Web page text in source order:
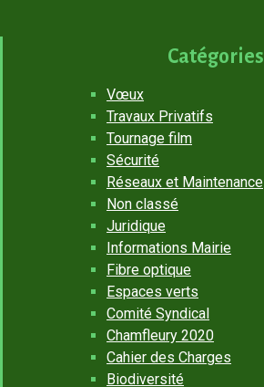
Catégories
Vœux
Travaux Privatifs
Tournage film
Sécurité
Réseaux et Maintenance
Non classé
Juridique
Informations Mairie
Fibre optique
Espaces verts
Comité Syndical
Chamfleury 2020
Cahier des Charges
Biodiversité